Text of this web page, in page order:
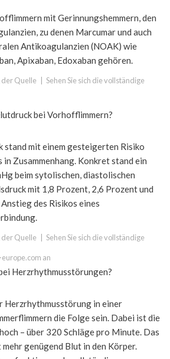
mit Gerinnungshemmern, den
zu denen Marcumar und auch
Antikoagulanzien (NOAK) wie
Apixaban, Edoxaban gehören.
Quelle Sehen Sie sich die vollständige
bei Vorhofflimmern?
stand mit einem gesteigerten Risiko
Zusammenhang. Konkret stand ein
beim sytolischen, diastolischen
mit 1,8 Prozent, 2,6 Prozent und
des Risikos eines
Quelle Sehen Sie sich die vollständige
an
Herzrhythmusstörungen?
Herzrhythmusstörung in einer
die Folge sein. Dabei ist die
– über 320 Schläge pro Minute. Das
genügend Blut in den Körper.